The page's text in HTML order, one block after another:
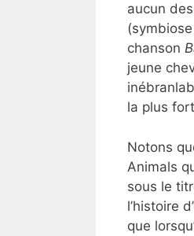
aucun
chanson
jeune
la plus
Notons
Animals
sous le
l’histoire
que